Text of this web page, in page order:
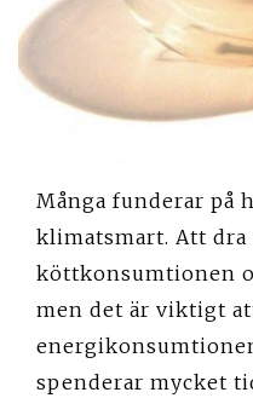
Många funderar på
klimatsmart. Att dra
köttkonsumtionen
men det är viktigt
spenderar mycket